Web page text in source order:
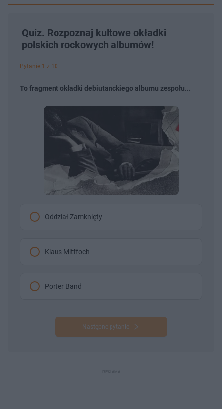
Quiz. Rozpoznaj kultowe okładki
polskich rockowych albumów!
Pytanie 1 z 10
To fragment okładki debiutanckiego albumu zespołu...
Oddział Zamknięty
Klaus Mitffoch
Porter Band
Następne pytanie